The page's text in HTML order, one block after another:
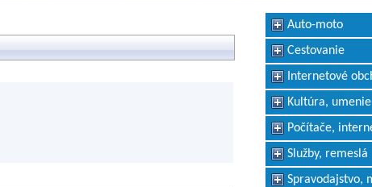
Auto-moto
Cestovanie
Internetové
Kultúra, umenie
Počítače,
Služby, remeslá
Spravodajstvo,